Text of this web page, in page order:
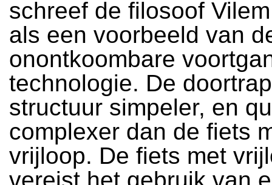
schreef de filosoof
als een voorbeeld van
onontkoombare
technologie. De
structuur simpeler, en
complexer dan de fiets
vrijloop. De fiets met